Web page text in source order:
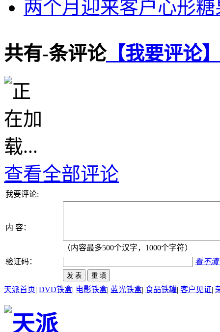
两个月迎来客户心形
共有-条评论【我要评论
查看全部评论
我要评论:
内 容：
（内容最多500个汉字，1000个字符）
验证码：
看不
天派首页| DVD铁盒| 电影铁盒| 蓝光铁盒| 食品铁罐| 客户见证|